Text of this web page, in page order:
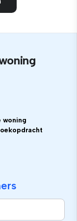
woning